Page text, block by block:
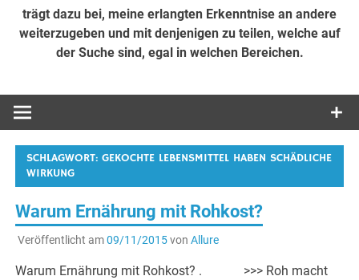
trägt dazu bei, meine erlangten Erkenntnise an andere
weiterzugeben und mit denjenigen zu teilen, welche auf
der Suche sind, egal in welchen Bereichen.
SCHLAGWORT:GEKOCHTE LEBENSMITTEL HABEN SCHÄDLICHE
WIRKUNG
Warum Ernährung mit Rohkost?
Veröffentlicht am09/11/2015von Allure
Warum Ernährung mit Rohkost? . >>> Roh macht